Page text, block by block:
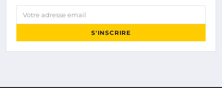
Votre adresse email
S'INSCRIRE